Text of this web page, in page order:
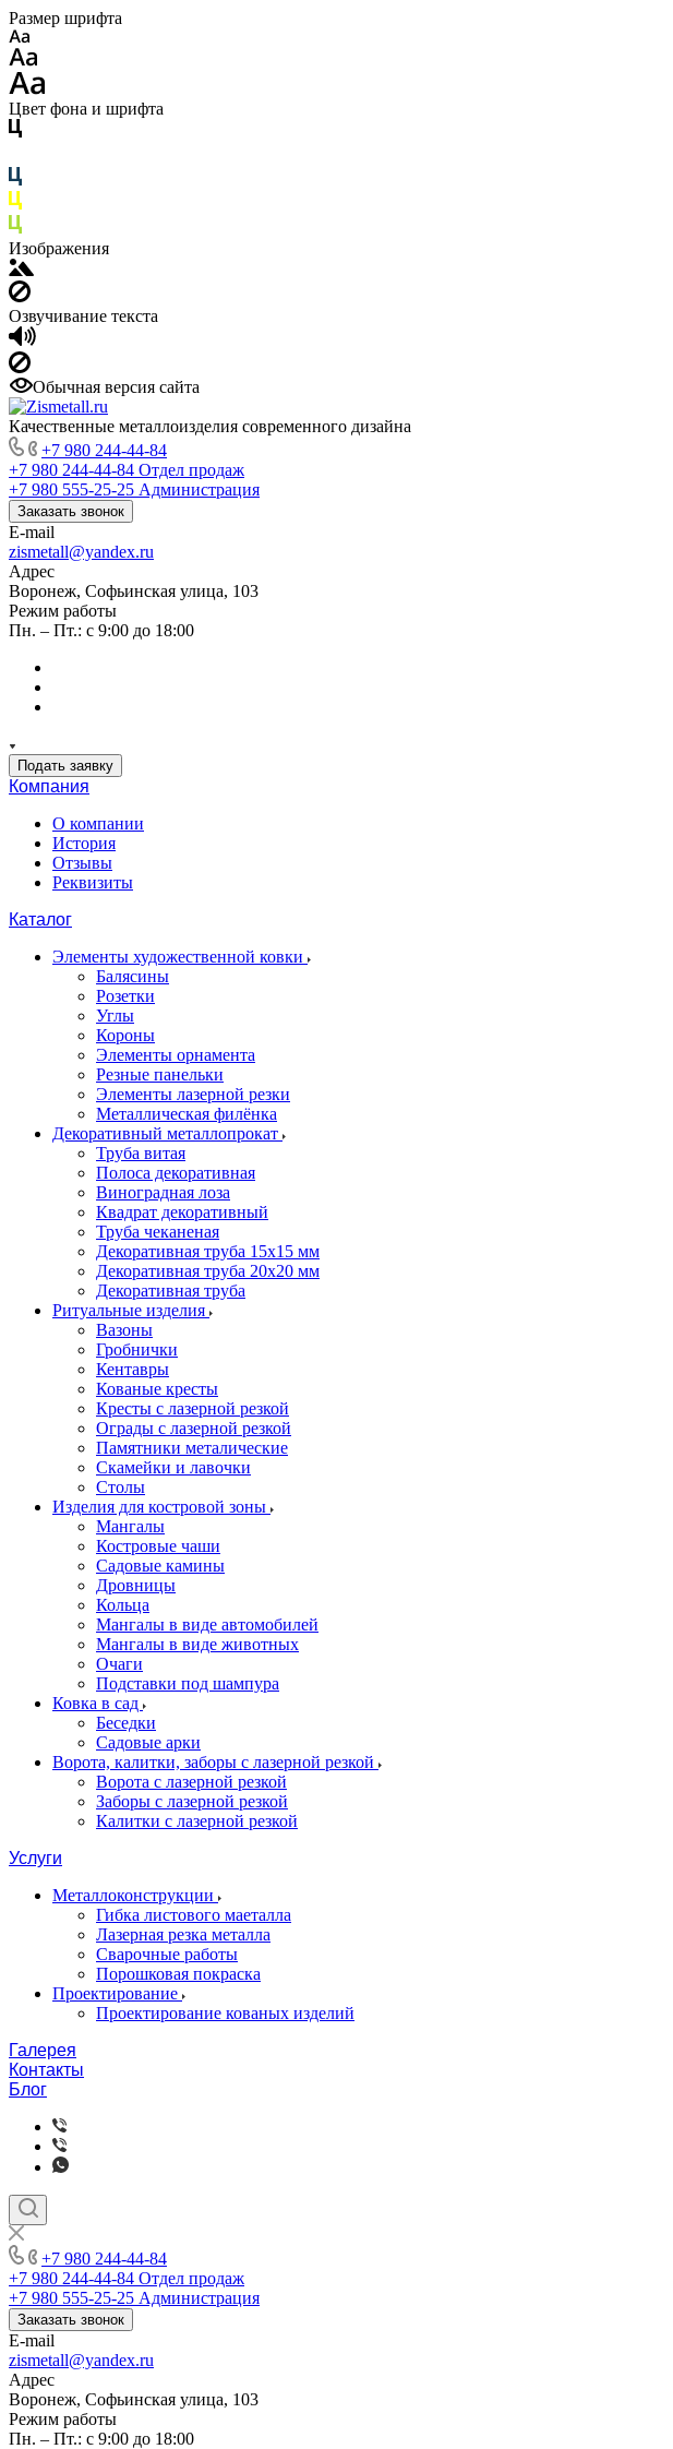
Размер шрифта
Цвет фона и шрифта
Изображения
Озвучивание текста
Обычная версия сайта
Качественные металлоизделия современного дизайна
+7 980 244-44-84
+7 980 244-44-84 Отдел продаж
+7 980 555-25-25 Администрация
Заказать звонок
E-mail
zismetall@yandex.ru
Адрес
Воронеж, Софьинская улица, 103
Режим работы
Пн. – Пт.: с 9:00 до 18:00
Подать заявку
Компания
О компании
История
Отзывы
Реквизиты
Каталог
Элементы художественной ковки
Балясины
Розетки
Углы
Короны
Элементы орнамента
Резные панельки
Элементы лазерной резки
Металлическая филёнка
Декоративный металлопрокат
Труба витая
Полоса декоративная
Виноградная лоза
Квадрат декоративный
Труба чеканеная
Декоративная труба 15х15 мм
Декоративная труба 20х20 мм
Декоративная труба
Ритуальные изделия
Вазоны
Гробнички
Кентавры
Кованые кресты
Кресты с лазерной резкой
Ограды с лазерной резкой
Памятники металические
Скамейки и лавочки
Столы
Изделия для костровой зоны
Мангалы
Костровые чаши
Садовые камины
Дровницы
Кольца
Мангалы в виде автомобилей
Мангалы в виде животных
Очаги
Подставки под шампура
Ковка в сад
Беседки
Садовые арки
Ворота, калитки, заборы с лазерной резкой
Ворота с лазерной резкой
Заборы с лазерной резкой
Калитки с лазерной резкой
Услуги
Металлоконструкции
Гибка листового маеталла
Лазерная резка металла
Сварочные работы
Порошковая покраска
Проектирование
Проектирование кованых изделий
Галерея
Контакты
Блог
+7 980 244-44-84
+7 980 244-44-84 Отдел продаж
+7 980 555-25-25 Администрация
Заказать звонок
E-mail
zismetall@yandex.ru
Адрес
Воронеж, Софьинская улица, 103
Режим работы
Пн. – Пт.: с 9:00 до 18:00